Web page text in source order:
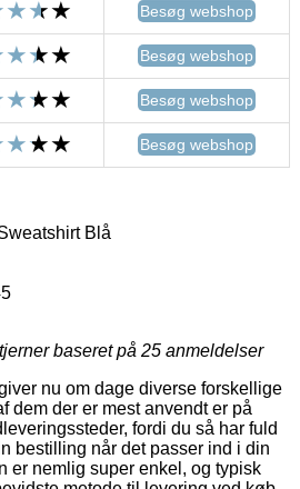
Besøg webshop
Besøg webshop
Besøg webshop
Besøg webshop
Blå
baseret på 25 anmeldelser
nu om dage diverse forskellige
dem der er mest anvendt er på
fordi du så har fuld
bestilling når det passer ind i din
er nemlig super enkel, og typisk